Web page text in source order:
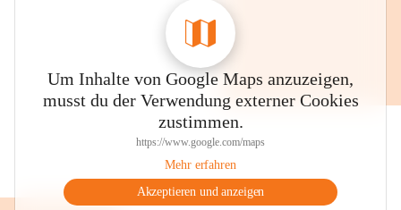
Um Inhalte von Google Maps anzuzeigen,
musst du der Verwendung externer Cookies
zustimmen.
https://www.google.com/maps
Mehr erfahren
Akzeptieren und anzeigen